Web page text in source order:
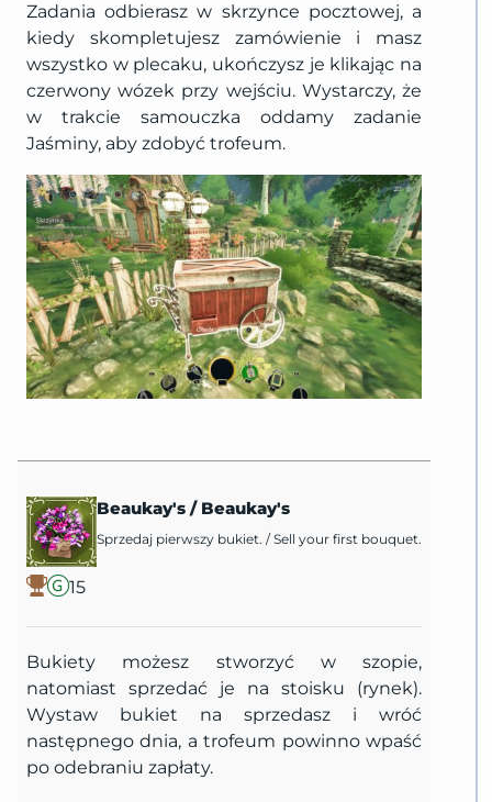
Zadania odbierasz w skrzynce pocztowej, a
kiedy skompletujesz zamówienie i masz
wszystko w plecaku, ukończysz je klikając na
czerwony wózek przy wejściu. Wystarczy, że
w trakcie samouczka oddamy zadanie
Jaśminy, aby zdobyć trofeum.
15
Beaukay's / Beaukay's
Sprzedaj pierwszy bukiet. /Sell your first bouquet.
Bukiety możesz stworzyć w szopie,
natomiast sprzedać je na stoisku (rynek).
Wystaw bukiet na sprzedasz i wróć
następnego dnia, a trofeum powinno wpaść
po odebraniu zapłaty.